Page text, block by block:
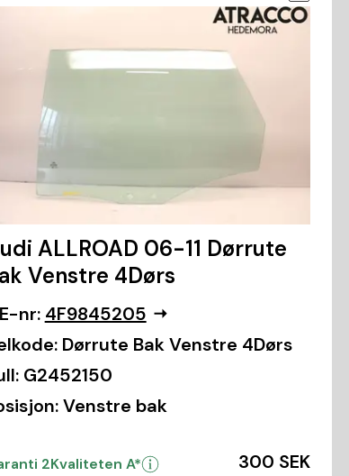
ALLROAD 06-11 Dørrute
Venstre 4Dørs
nr: 4F9845205
Dørrute Bak Venstre 4Dørs
G2452150
Venstre bak
2Kvaliteten A* 300 SEK